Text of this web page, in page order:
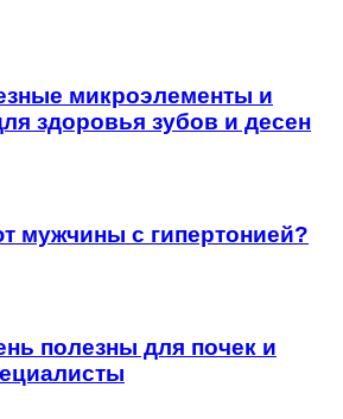
микроэлементы и
здоровья зубов и десен
мужчины с гипертонией?
полезны для почек и